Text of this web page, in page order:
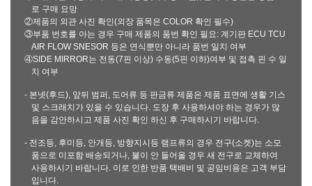
로 구매 요망
②제품의 외관 사진 확인(외장 품목은 COLOR 확인 필수)
③부품 번호를 아는 경우 구매 제품의 품번 확인 필요: 계기판 ECU TCU
AIR FLOW SNESOR 등은 연식뿐만 아니라 품번 일치 여부
④SIDE MIRROR는 전동(7핀 이상) 수동(5핀 이하)여부 및 접촉 핀 수 일
치 여부
- 본넷(후드), 앞뒤 범퍼, 도어류 등 판금류 제품은 제품 표면에 생활 기스
및 스크래치가 있을 수 있습니다. 도장 후 사용하셔야 하는 경우가 많
음을 감안하시고 제품 사진 확인 하신 후 구매하시기 바랍니다.
- 전조등, 후미등, 안개등, 방향지시등 램프류의 경우 전구(소켓)는 소모
품으로 미포함 배송되거나, 불이 안 들어올 경우 새 전구로 교체하여
사용하시기 바랍니다. 이로 인한 반품 택배비 및 공임비용은 고객 부담
입니다.